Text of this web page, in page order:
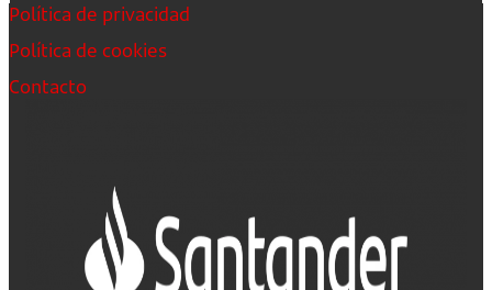
Política de privacidad
Política de cookies
Contacto